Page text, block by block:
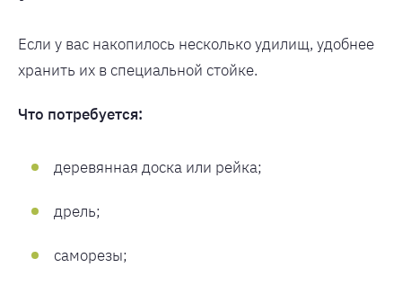
Если у вас накопилось несколько удилищ, удобнее
хранить их в специальной стойке.
Что потребуется:
деревянная доска или рейка;
дрель;
саморезы;